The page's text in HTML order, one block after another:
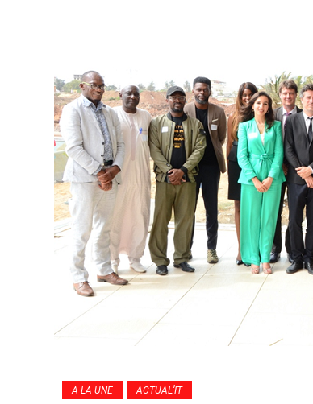
A LA UNE ACTUAL’IT